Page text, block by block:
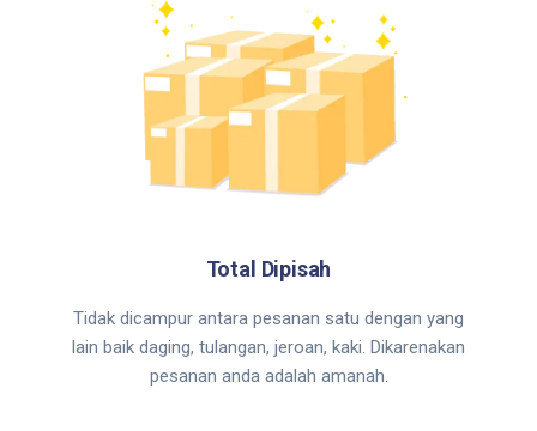
Total Dipisah
Tidak dicampur antara pesanan satu dengan yang
lain baik daging, tulangan, jeroan, kaki. Dikarenakan
pesanan anda adalah amanah.